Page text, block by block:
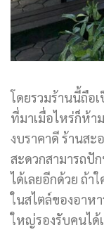
โดยรวมร้านนี้ถือ
ที่มาเมื่อไหร่ก็ห้า
งบราคาดี ร้านสะ
สะดวกสามารถปั
ได้เลยอีกด้วย ถ้า
ในสไตล์ของอาห
ใหญ่รองรับคนได้